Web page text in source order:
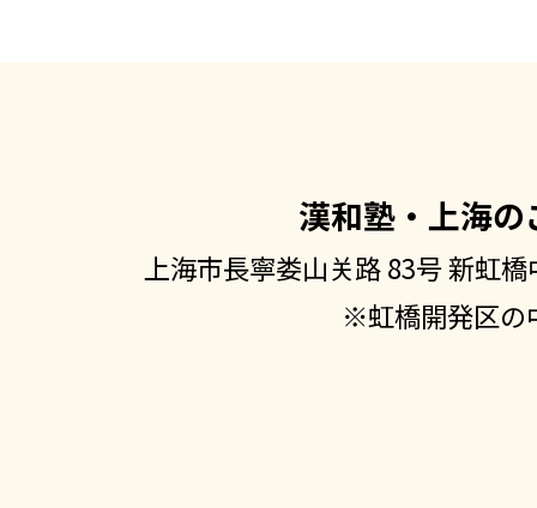
漢和塾・上海の
上海市長寧娄山关路 83号 新虹
※虹橋開発区の